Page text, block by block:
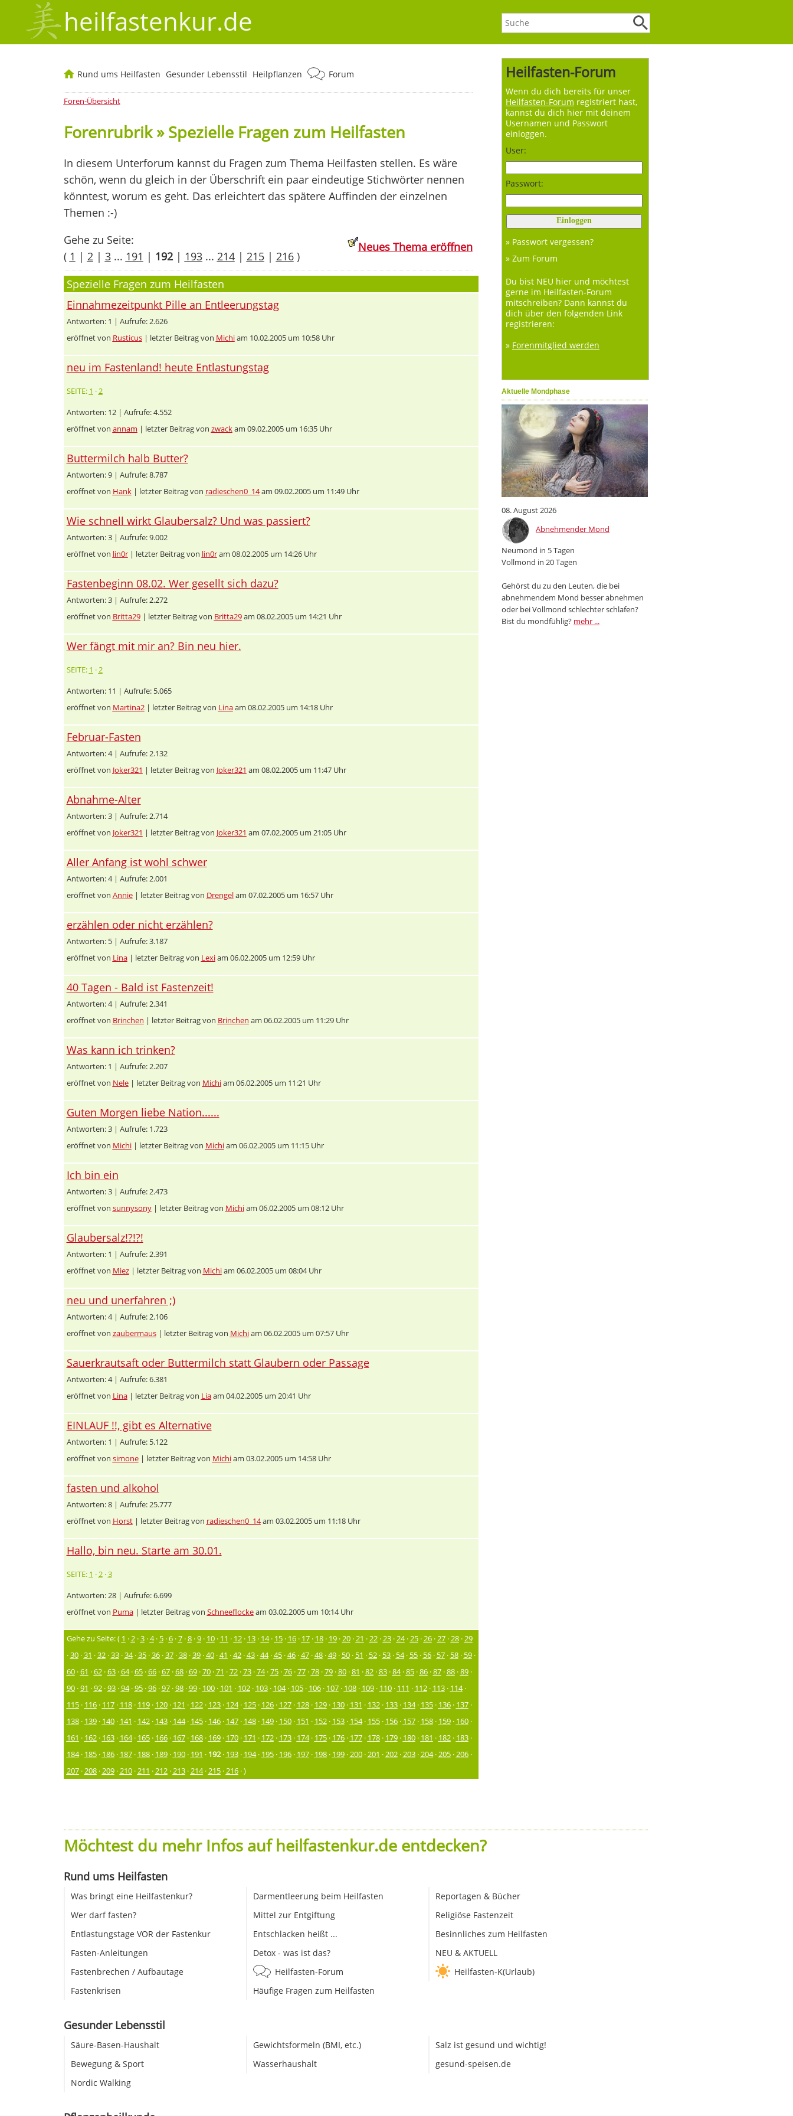
heilfastenkur.de
Heilfasten-Forum
Wenn du dich bereits für unser
Heilfasten-Forum registriert hast,
kannst du dich hier mit deinem
Usernamen und Passwort
einloggen.
User:
Passwort:
» Passwort vergessen?
» Zum Forum
Du bist NEU hier und möchtest
gerne im Heilfasten-Forum
mitschreiben? Dann kannst du
dich über den folgenden Link
registrieren:
» Forenmitglied werden
Aktuelle Mondphase
08. August 2026
Abnehmender Mond
Neumond in 5 Tagen
Vollmond in 20 Tagen
Gehörst du zu den Leuten, die bei
abnehmendem Mond besser abnehmen
oder bei Vollmond schlechter schlafen?
Bist du mondfühlig? mehr ...
Rund ums Heilfasten Gesunder Lebensstil Heilpflanzen Forum
Foren-Übersicht
Forenrubrik » Spezielle Fragen zum Heilfasten
In diesem Unterforum kannst du Fragen zum Thema Heilfasten stellen. Es wäre
schön, wenn du gleich in der Überschrift ein paar eindeutige Stichwörter nennen
könntest, worum es geht. Das erleichtert das spätere Auffinden der einzelnen
Themen :-)
Neues Thema eröffnen
Gehe zu Seite:
( 1 | 2| 3... 191 | 192| 193... 214| 215| 216)
Spezielle Fragen zum Heilfasten
Einnahmezeitpunkt Pille an Entleerungstag
Antworten: 1 | Aufrufe: 2.626
eröffnet von Rusticus| letzter Beitrag von Michiam 10.02.2005 um 10:58 Uhr
neu im Fastenland! heute Entlastungstag
SEITE: 1 ·2
Antworten: 12 | Aufrufe: 4.552
eröffnet von annam | letzter Beitrag von zwackam 09.02.2005 um 16:35 Uhr
Buttermilch halb Butter?
Antworten: 9 | Aufrufe: 8.787
eröffnet von Hank| letzter Beitrag von radieschen0_14am 09.02.2005 um 11:49 Uhr
Wie schnell wirkt Glaubersalz? Und was passiert?
Antworten: 3 | Aufrufe: 9.002
eröffnet von lin0r| letzter Beitrag von lin0ram 08.02.2005 um 14:26 Uhr
Fastenbeginn 08.02. Wer gesellt sich dazu?
Antworten: 3 | Aufrufe: 2.272
eröffnet von Britta29| letzter Beitrag von Britta29am 08.02.2005 um 14:21 Uhr
Wer fängt mit mir an? Bin neu hier.
SEITE: 1 ·2
Antworten: 11 | Aufrufe: 5.065
eröffnet von Martina2| letzter Beitrag von Linaam 08.02.2005 um 14:18 Uhr
Februar-Fasten
Antworten: 4 | Aufrufe: 2.132
eröffnet von Joker321 | letzter Beitrag von Joker321 am 08.02.2005 um 11:47 Uhr
Abnahme-Alter
Antworten: 3 | Aufrufe: 2.714
eröffnet von Joker321 | letzter Beitrag von Joker321 am 07.02.2005 um 21:05 Uhr
Aller Anfang ist wohl schwer
Antworten: 4 | Aufrufe: 2.001
eröffnet von Annie| letzter Beitrag von Drengelam 07.02.2005 um 16:57 Uhr
erzählen oder nicht erzählen?
Antworten: 5 | Aufrufe: 3.187
eröffnet von Lina| letzter Beitrag von Lexiam 06.02.2005 um 12:59 Uhr
40 Tagen - Bald ist Fastenzeit!
Antworten: 4 | Aufrufe: 2.341
eröffnet von Brinchen | letzter Beitrag von Brinchen am 06.02.2005 um 11:29 Uhr
Was kann ich trinken?
Antworten: 1 | Aufrufe: 2.207
eröffnet von Nele| letzter Beitrag von Michiam 06.02.2005 um 11:21 Uhr
Guten Morgen liebe Nation......
Antworten: 3 | Aufrufe: 1.723
eröffnet von Michi| letzter Beitrag von Michiam 06.02.2005 um 11:15 Uhr
Ich bin ein
Antworten: 3 | Aufrufe: 2.473
eröffnet von sunnysony| letzter Beitrag von Michiam 06.02.2005 um 08:12 Uhr
Glaubersalz!?!?!
Antworten: 1 | Aufrufe: 2.391
eröffnet von Miez| letzter Beitrag von Michiam 06.02.2005 um 08:04 Uhr
neu und unerfahren ;)
Antworten: 4 | Aufrufe: 2.106
eröffnet von zaubermaus| letzter Beitrag von Michiam 06.02.2005 um 07:57 Uhr
Sauerkrautsaft oder Buttermilch statt Glaubern oder Passage
Antworten: 4 | Aufrufe: 6.381
eröffnet von Lina| letzter Beitrag von Liaam 04.02.2005 um 20:41 Uhr
EINLAUF !!, gibt es Alternative
Antworten: 1 | Aufrufe: 5.122
eröffnet von simone| letzter Beitrag von Michiam 03.02.2005 um 14:58 Uhr
fasten und alkohol
Antworten: 8 | Aufrufe: 25.777
eröffnet von Horst| letzter Beitrag von radieschen0_14am 03.02.2005 um 11:18 Uhr
Hallo, bin neu. Starte am 30.01.
SEITE: 1 ·2·3
Antworten: 28 | Aufrufe: 6.699
eröffnet von Puma| letzter Beitrag von Schneeflockeam 03.02.2005 um 10:14 Uhr
Gehe zu Seite: ( 1 ·2·3·4· 5·6·7·8·9· 10· 11 · 12· 13· 14· 15· 16· 17· 18· 19·20·21 ·22·23·24·25·26·27·28·29
·30·31 ·32·33·34·35·36·37·38·39·40·41 ·42·43·44·45·46·47·48·49· 50· 51 · 52· 53· 54· 55· 56· 57· 58· 59·
60·61 ·62·63·64·65·66·67·68·69·70·71 ·72·73·74·75·76·77·78·79·80·81 ·82·83·84·85·86·87·88·89·
90·91 ·92·93·94·95·96·97·98·99· 100· 101 · 102· 103· 104· 105· 106· 107· 108· 109· 110· 111 · 112· 113· 114·
115· 116· 117· 118· 119· 120· 121 · 122· 123· 124· 125· 126· 127· 128· 129· 130· 131 · 132· 133· 134· 135· 136· 137·
138· 139· 140· 141 · 142· 143· 144· 145· 146· 147· 148· 149· 150· 151 · 152· 153· 154· 155· 156· 157· 158· 159· 160·
161 · 162· 163· 164· 165· 166· 167· 168· 169· 170· 171 · 172· 173· 174· 175· 176· 177· 178· 179· 180· 181 · 182· 183·
184· 185· 186· 187· 188· 189· 190· 191 · 192· 193· 194· 195· 196· 197· 198· 199·200·201 ·202·203·204·205·206·
207·208·209·210·211 ·212·213·214·215·216· )
Möchtest du mehr Infos auf heilfastenkur.de entdecken?
Rund ums Heilfasten
Was bringt eine Heilfastenkur?
Wer darf fasten?
Entlastungstage VOR der Fastenkur
Fasten-Anleitungen
Fastenbrechen / Aufbautage
Fastenkrisen
Darmentleerung beim Heilfasten
Mittel zur Entgiftung
Entschlacken heißt ...
Detox - was ist das?
Heilfasten-Forum
Häufige Fragen zum Heilfasten
Reportagen & Bücher
Religiöse Fastenzeit
Besinnliches zum Heilfasten
NEU & AKTUELL
Heilfasten-K(Urlaub)
Gesunder Lebensstil
Säure-Basen-Haushalt
Bewegung & Sport
Nordic Walking
Gewichtsformeln (BMI, etc.)
Wasserhaushalt
Salz ist gesund und wichtig!
gesund-speisen.de